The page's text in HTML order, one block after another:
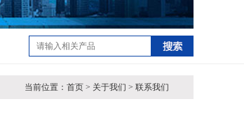
当前位置：首页 > 关于我们 > 联系我们